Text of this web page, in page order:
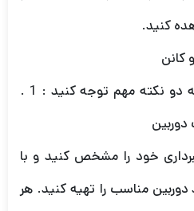
کنید.
کانن
برای تهیه دوربین مناسب به دو نکته مهم توجه کنید : 1 .
خود را مشخص کنید و با
دوربین مناسب را تهیه کنید. هر